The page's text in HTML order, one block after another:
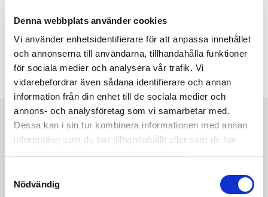
Denna webbplats använder cookies
Vi använder enhetsidentifierare för att anpassa innehållet
och annonserna till användarna, tillhandahålla funktioner
för sociala medier och analysera vår trafik. Vi
vidarebefordrar även sådana identifierare och annan
information från din enhet till de sociala medier och
annons- och analysföretag som vi samarbetar med.
Dessa kan i sin tur kombinera informationen med annan
information som du har tillhandahållit eller som de har
Nödvändig
BYGGVARUBEDÖMD:
Nej
FÄRG/YTBEHANDLING:
Polerad Mässing
Ladda ner
Det finns inga dokument kopplade till denna produkt
Skapa konto